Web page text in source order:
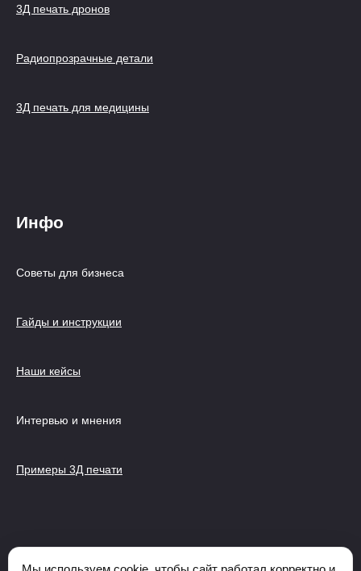
3Д печать дронов
Радиопрозрачные детали
3Д печать для медицины
Инфо
Советы для бизнеса
Гайды и инструкции
Наши кейсы
Интервью и мнения
Примеры 3Д печати
© 2026 ФАБРИКА БРАТЬЕВ ПРОСВИРНИНЫХ - Первая в
России ферма 3Д печати, Услуги 3D печати и